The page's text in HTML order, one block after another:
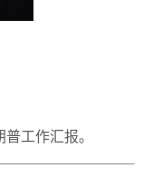
工作汇报。